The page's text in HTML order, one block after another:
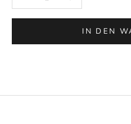
IN DEN